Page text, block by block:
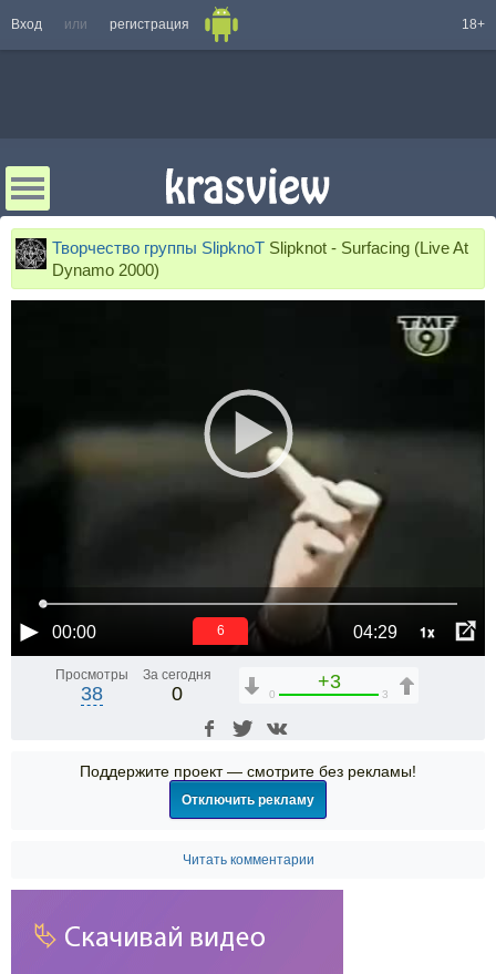
Вход или регистрация 18+
Творчество группы SlipknoT Slipknot - Surfacing (Live At
Dynamo 2000)
00:00 04:29 1x
6
Просмотры
38
За сегодня
0
+3
0 3
Поддержите проект — смотрите без рекламы!
Отключить рекламу
Читать комментарии